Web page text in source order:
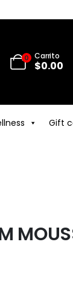
0 Carrito
$0.00
Gift